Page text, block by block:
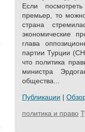
Если
премьер, то
страна
экономические
глава
партии Турции
что политика
министра
общества...
Публикации |
политика и право